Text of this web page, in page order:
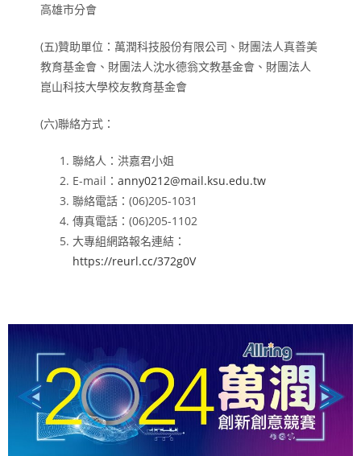
高雄市分會
(五)贊助單位：萬潤科技股份有限公司、財團法人真善美
教育基金會、財團法人沈水德翁文教基金會、財團法人
崑山科技大學校友教育基金會
(六)聯絡方式：
聯絡人：洪嘉君小姐
E-mail： anny0212@mail.ksu.edu.tw
聯絡電話：(06)205-1031
傳真電話：(06)205-1102
大專組網路報名連結：
https://reurl.cc/372g0V